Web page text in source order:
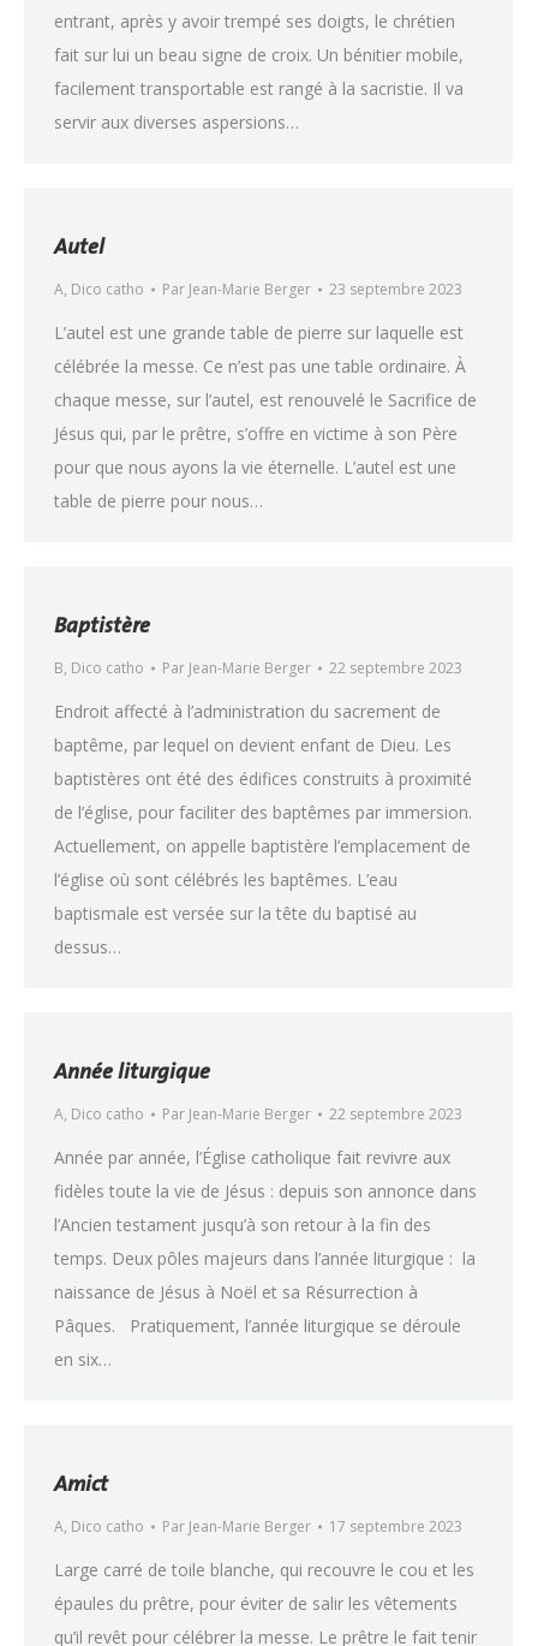
entrant, après y avoir trempé ses doigts, le chrétien
fait sur lui un beau signe de croix. Un bénitier mobile,
facilement transportable est rangé à la sacristie. Il va
servir aux diverses aspersions…
Autel
A, Dico catho Par Jean-Marie Berger 23 septembre 2023
L’autel est une grande table de pierre sur laquelle est
célébrée la messe. Ce n’est pas une table ordinaire. À
chaque messe, sur l’autel, est renouvelé le Sacrifice de
Jésus qui, par le prêtre, s’offre en victime à son Père
pour que nous ayons la vie éternelle. L’autel est une
table de pierre pour nous…
Baptistère
B, Dico catho Par Jean-Marie Berger 22 septembre 2023
Endroit affecté à l’administration du sacrement de
baptême, par lequel on devient enfant de Dieu. Les
baptistères ont été des édifices construits à proximité
de l’église, pour faciliter des baptêmes par immersion.
Actuellement, on appelle baptistère l’emplacement de
l’église où sont célébrés les baptêmes. L’eau
baptismale est versée sur la tête du baptisé au
dessus…
Année liturgique
A, Dico catho Par Jean-Marie Berger 22 septembre 2023
Année par année, l’Église catholique fait revivre aux
fidèles toute la vie de Jésus : depuis son annonce dans
l’Ancien testament jusqu’à son retour à la fin des
temps. Deux pôles majeurs dans l’année liturgique : la
naissance de Jésus à Noël et sa Résurrection à
Pâques. Pratiquement, l’année liturgique se déroule
en six…
Amict
A, Dico catho Par Jean-Marie Berger 17 septembre 2023
Large carré de toile blanche, qui recouvre le cou et les
épaules du prêtre, pour éviter de salir les vêtements
qu’il revêt pour célébrer la messe. Le prêtre le fait tenir